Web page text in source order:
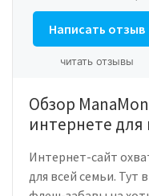
Написать отзыв
читать отзывы
Обзор
интернете для
Интернет-сайт
для всей семьи.